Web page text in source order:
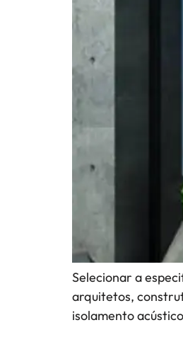
Selecionar a
arquitetos,
isolamento